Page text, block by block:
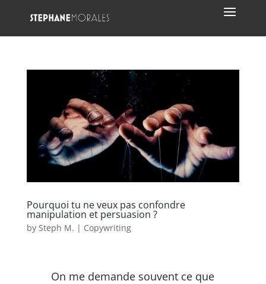
Pourquoi tu ne veux pas confondre
manipulation et persuasion ?
by Steph M. | Copywriting
On me demande souvent ce que